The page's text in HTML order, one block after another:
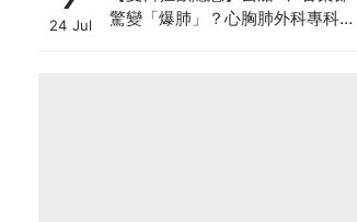
24 Jul
驚變「爆肺」？心胸肺外科專科醫